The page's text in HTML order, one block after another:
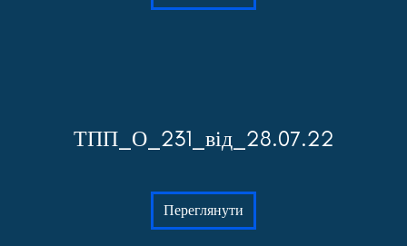
ТПП_О_231_від_28.07.22
Переглянути